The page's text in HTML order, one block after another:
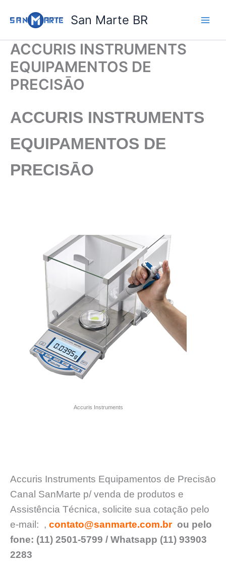
para
conteúdo
San Marte BR
ACCURIS INSTRUMENTS
EQUIPAMENTOS DE
PRECISĀO
ACCURIS INSTRUMENTS
EQUIPAMENTOS DE
PRECISĀO
Accuris Instruments
Accuris Instruments Equipamentos de Precisāo
Canal SanMarte p/ venda de produtos e
Assistência Técnica, solicite sua cotação pelo
e-mail: , contato@sanmarte.com.br ou pelo
fone: (11) 2501-5799 / Whatsapp (11) 93903
2283